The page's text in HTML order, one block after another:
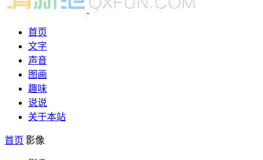
首页
文字
声音
图画
趣味
说说
关于本站
首页 影像